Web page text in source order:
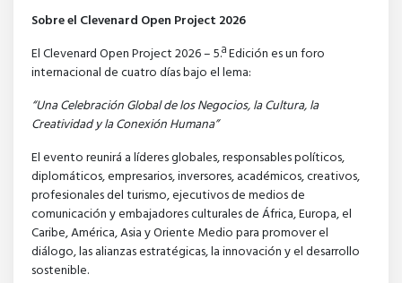
Sobre el Clevenard Open Project 2026
El Clevenard Open Project 2026 – 5.ª Edición es un foro
internacional de cuatro días bajo el lema:
“Una Celebración Global de los Negocios, la Cultura, la
Creatividad y la Conexión Humana”
El evento reunirá a líderes globales, responsables políticos,
diplomáticos, empresarios, inversores, académicos, creativos,
profesionales del turismo, ejecutivos de medios de
comunicación y embajadores culturales de África, Europa, el
Caribe, América, Asia y Oriente Medio para promover el
diálogo, las alianzas estratégicas, la innovación y el desarrollo
sostenible.